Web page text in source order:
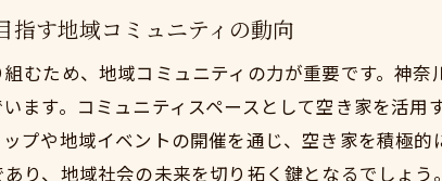
相続問題をスムーズに解決
トラブルを未然に防
法律的視点から見る相
家族会議の進め方と
指す地域コミュニティの動向
むため、地域コミュニティの力が重要です。神
ます。コミュニティスペースとして空き家を活
プや地域イベントの開催を通じ、空き家を積極
り、地域社会の未来を切り拓く鍵となるでしょ